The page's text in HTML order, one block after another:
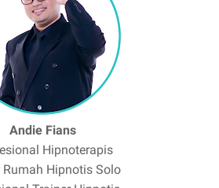
Andie Fians
Hipnoterapis
Rumah Hipnotis Solo